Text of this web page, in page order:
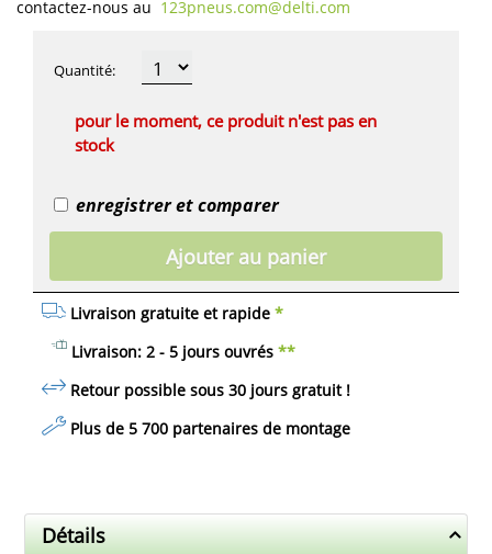
contactez-nous au 123pneus.com​@delti.com
pour le moment, ce produit n'est pas en
stock
Livraison gratuite et rapide *
Livraison: 2 - 5 jours ouvrés **
Retour possible sous 30 jours gratuit!
Plus de 5 700 partenaires de montage
Quantité:
enregistrer et comparer
Ajouter au panier
Détails